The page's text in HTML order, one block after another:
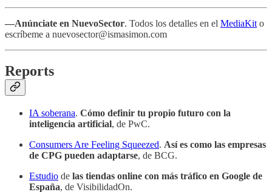
—Anúnciate en NuevoSector. Todos los detalles en el MediaKit o
escríbeme a nuevosector@ismasimon.com
Reports
IA soberana. Cómo definir tu propio futuro con la
inteligencia artificial, de PwC.
Consumers Are Feeling Squeezed. Así es como las empresas
de CPG pueden adaptarse, de BCG.
Estudio de las tiendas online con más tráfico en Google de
España, de VisibilidadOn.